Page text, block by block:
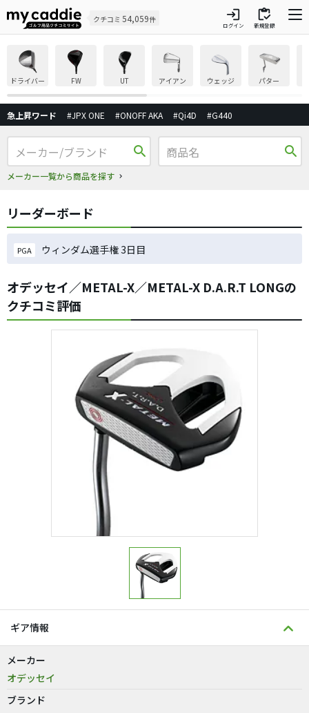
クチコミ 54,059件 login
ログイン
inventory
新規登録
ドライバー FW UT アイアン ウェッジ パター
急上昇ワード #JPX ONE #ONOFF AKA #Qi4D #G440
search
メーカー一覧から商品を探す
search
リーダーボード
PGA ウィンダム選手権 3日目
オデッセイ／METAL-X／METAL-X D.A.R.T LONGの
クチコミ評価
ギア情報
メーカー
オデッセイ
ブランド